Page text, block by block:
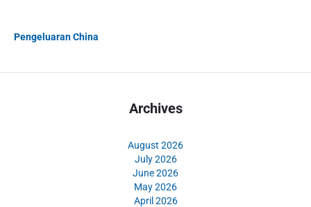
Pengeluaran China
Archives
August 2026
July 2026
June 2026
May 2026
April 2026